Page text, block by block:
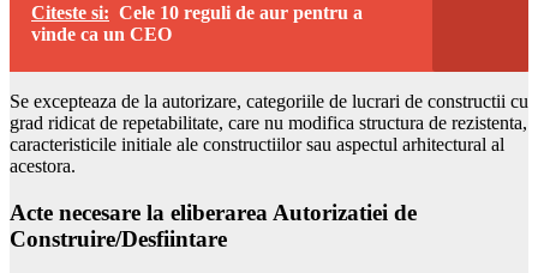
Citeste si: Cele 10 reguli de aur pentru a
vinde ca un CEO
Se excepteaza de la autorizare, categoriile de lucrari de constructii cu
grad ridicat de repetabilitate, care nu modifica structura de rezistenta,
caracteristicile initiale ale constructiilor sau aspectul arhitectural al
acestora.
Acte necesare la eliberarea Autorizatiei de
Construire/Desfiintare